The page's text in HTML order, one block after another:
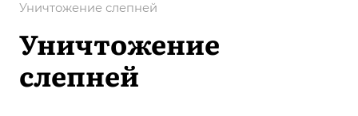
Уничтожение слепней
Уничтожение
слепней